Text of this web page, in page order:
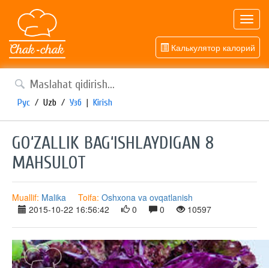
Калькулятор калорий
Рус / Uzb / Узб | Kirish
GO‘ZALLIK BAG‘ISHLAYDIGAN 8
MAHSULOT
Muallif: Malika Toifa: Oshxona va ovqatlanish
2015-10-22 16:56:42
0 0 10597